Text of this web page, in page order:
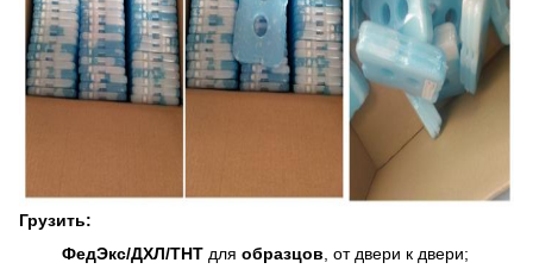
Грузить:
ФедЭкс/ДХЛ/ТНТ для образцов , от двери к двери;